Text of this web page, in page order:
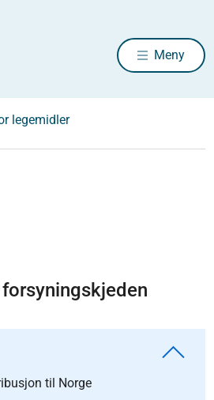
Meny
legemidler
til Norge